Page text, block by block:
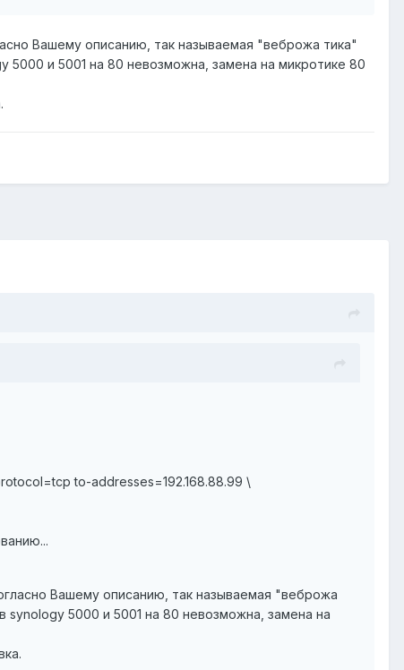
Вашему описанию, так называемая "веброжа тика"
5000 и 5001 на 80 невозможна, замена на микротике 80
to-addresses=192.168.88.99 \
Вашему описанию, так называемая "веброжа
synology 5000 и 5001 на 80 невозможна, замена на